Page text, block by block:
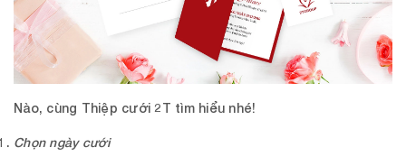
Nào, cùng Thiệp cưới 2T tìm hiểu nhé!
Chọn ngày cưới